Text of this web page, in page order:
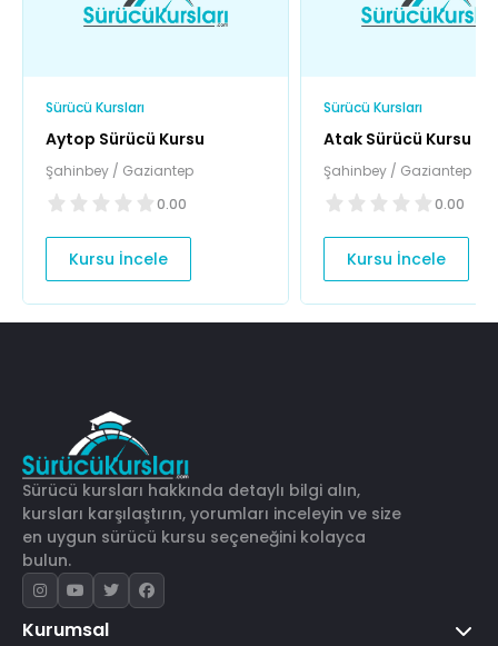
Sürücü Kursları
Aytop Sürücü Kursu
Şahinbey / Gaziantep
0.00
Kursu İncele
Sürücü Kursları
Atak Sürücü Kursu
Şahinbey / Gaziantep
0.00
Kursu İncele
Sürücü kursları hakkında detaylı bilgi alın,
kursları karşılaştırın, yorumları inceleyin ve size
en uygun sürücü kursu seçeneğini kolayca
bulun.
Kurumsal